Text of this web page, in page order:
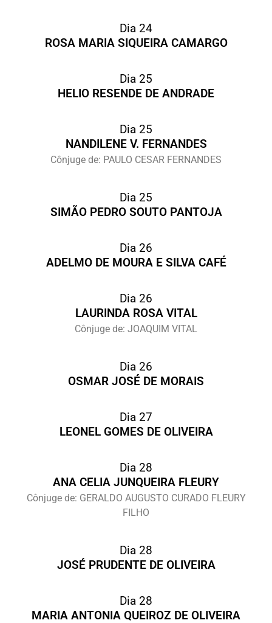
Dia 24
ROSA MARIA SIQUEIRA CAMARGO
Dia 25
HELIO RESENDE DE ANDRADE
Dia 25
NANDILENE V. FERNANDES
Cônjuge de: PAULO CESAR FERNANDES
Dia 25
SIMÃO PEDRO SOUTO PANTOJA
Dia 26
ADELMO DE MOURA E SILVA CAFÉ
Dia 26
LAURINDA ROSA VITAL
Cônjuge de: JOAQUIM VITAL
Dia 26
OSMAR JOSÉ DE MORAIS
Dia 27
LEONEL GOMES DE OLIVEIRA
Dia 28
ANA CELIA JUNQUEIRA FLEURY
Cônjuge de: GERALDO AUGUSTO CURADO FLEURY
FILHO
Dia 28
JOSÉ PRUDENTE DE OLIVEIRA
Dia 28
MARIA ANTONIA QUEIROZ DE OLIVEIRA